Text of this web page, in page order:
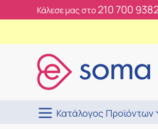
Κάλεσε μας στο 210 700
Κατάλογος Προϊόντων